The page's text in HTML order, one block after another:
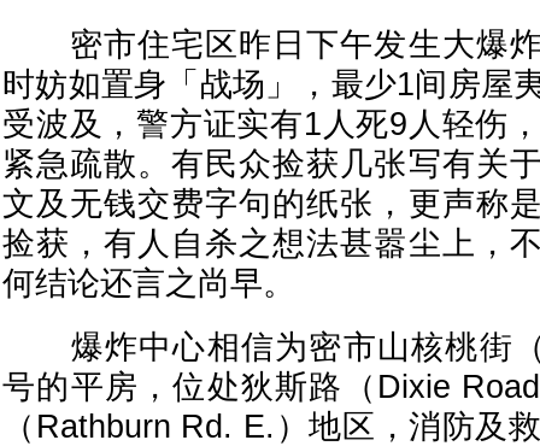
密市住宅区昨日下午发生大爆炸
时妨如置身「战场」，最少1间房屋
受波及，警方证实有1人死9人轻伤
紧急疏散。有民众捡获几张写有关
文及无钱交费字句的纸张，更声称
捡获，有人自杀之想法甚嚣尘上，
何结论还言之尚早。
爆炸中心相信为密市山核桃街
号的平房，位处狄斯路（Dixie
（Rathburn Rd. E.）地区，消防及